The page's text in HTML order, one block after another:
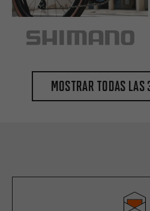
Mostrar todas las